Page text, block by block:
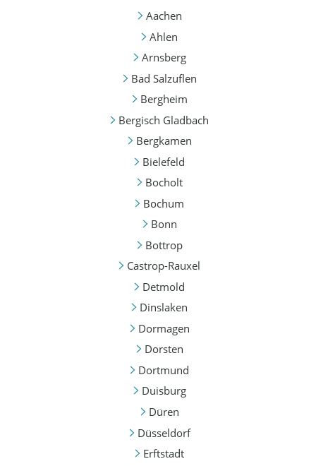
Aachen
Ahlen
Arnsberg
Bad Salzuflen
Bergheim
Bergisch Gladbach
Bergkamen
Bielefeld
Bocholt
Bochum
Bonn
Bottrop
Castrop-Rauxel
Detmold
Dinslaken
Dormagen
Dorsten
Dortmund
Duisburg
Düren
Düsseldorf
Erftstadt